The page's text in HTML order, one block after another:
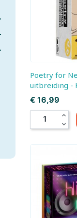
Bresser, Freek Vonk
Carson RC
Cobble Hill
Enjoy Puzzle
Poetry for Neanderthals
uitbreiding -
Prijs
€ 16,99
expand_less
expand_more